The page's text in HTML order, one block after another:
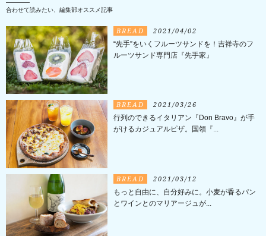
合わせて読みたい、編集部オススメ記事
BREAD 2021/04/02
“先手”をいくフルーツサンドを！吉祥寺のフ
ルーツサンド専門店『先手家』
BREAD 2021/03/26
行列のできるイタリアン『Don Bravo』が手
がけるカジュアルピザ。国領『...
BREAD 2021/03/12
もっと自由に、自分好みに。小麦が香るパン
とワインとのマリアージュが...